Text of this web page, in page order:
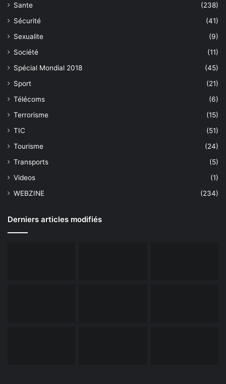
Sante
(238)
Sécurité
(41)
Sexualite
(9)
Société
(11)
Spécial Mondial 2018
(45)
Sport
(21)
Télécoms
(6)
Terrorisme
(15)
TIC
(51)
Tourisme
(24)
Transports
(5)
Videos
(1)
WEBZINE
(234)
Derniers articles modifiés